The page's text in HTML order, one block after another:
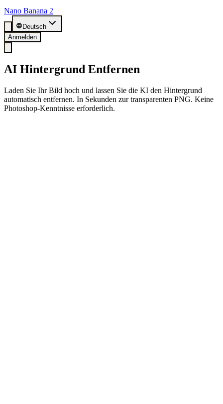
Nano Banana 2
Deutsch
Anmelden
AI Hintergrund Entfernen
Laden Sie Ihr Bild hoch und lassen Sie die KI den Hintergrund
automatisch entfernen. In Sekunden zur transparenten PNG. Keine
Photoshop-Kenntnisse erforderlich.